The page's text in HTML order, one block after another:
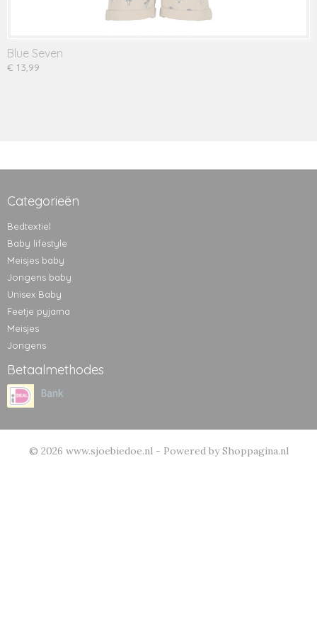
Blue Seven
€ 13,99
Categorieën
Bedtextiel
Baby lifestyle
Meisjes baby
Jongens baby
Unisex Baby
Feetje pyjama
Meisjes
Jongens
Betaalmethodes
© 2026 www.sjoebiedoe.nl - Powered by Shoppagina.nl